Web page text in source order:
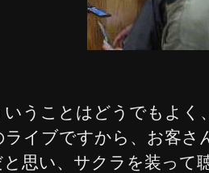
いうことはどうでもよく
イブですから、お客さ
と思い、サクラを装って